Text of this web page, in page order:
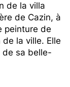
de la villa
de Cazin, à
peinture de
la ville. Elle
de sa belle-